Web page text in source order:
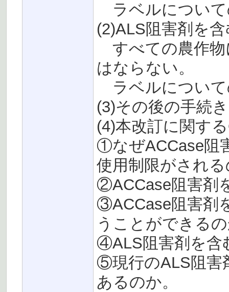
ラベルについて
(2)ALS阻害剤を
すべての農作物
はならない。
ラベルについて
(3)その後の手続
(4)本改訂に関す
①なぜACCase阻
使用制限がされ
②ACCase阻害剤
③ACCase阻害剤
うことができる
④ALS阻害剤を含
⑤現行のALS阻害
あるのか。